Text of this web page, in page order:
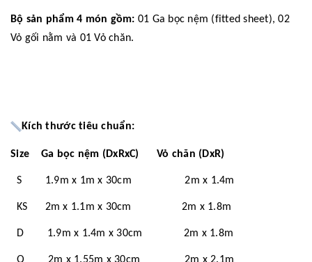
Bộ sản phẩm 4 món gồm: 01 Ga bọc nệm (fitted sheet), 02
Vỏ gối nằm và 01 Vỏ chăn.
Kích thước tiêu chuẩn:
Size Ga bọc nệm (DxRxC) Vỏ chăn (DxR)
S 1.9m x 1m x 30cm 2m x 1.4m
KS 2m x 1.1m x 30cm 2m x 1.8m
D 1.9m x 1.4m x 30cm 2m x 1.8m